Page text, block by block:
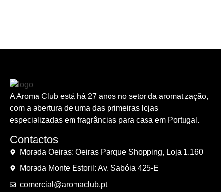
A Aroma Club está há 27 anos no setor da aromatização,
com a abertura de uma das primeiras lojas
especializadas em fragrâncias para casa em Portugal.
Contactos
Morada Oeiras: Oeiras Parque Shopping, Loja 1.160
Morada Monte Estoril: Av. Sabóia 425-E
comercial@aromaclub.pt